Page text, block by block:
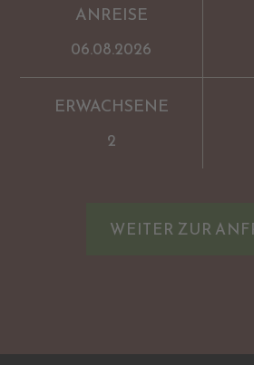
ANREISE
ERWACHSENE
WEITER ZUR